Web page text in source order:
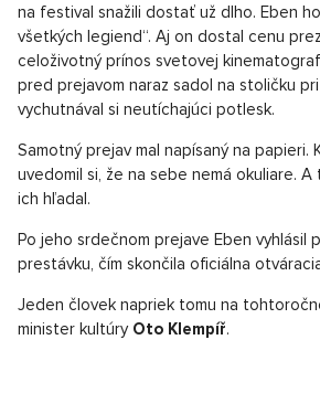
na festival snažili dostať už dlho. Eben
všetkých legiend“. Aj on dostal cenu
celoživotný prínos svetovej
pred prejavom naraz sadol na stoličku
vychutnával si neutíchajúci potlesk.
Samotný prejav mal napísaný na papieri.
uvedomil si, že na sebe nemá okuliare. A
ich hľadal.
Po jeho srdečnom prejave Eben vyhlásil
prestávku, čím skončila oficiálna
Jeden človek napriek tomu na
minister kultúry Oto Klempíř.